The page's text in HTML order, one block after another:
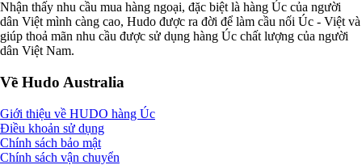
Nhận thấy nhu cầu mua hàng ngoại, đặc biệt là hàng Úc của người
dân Việt mình càng cao, Hudo được ra đời để làm cầu nối Úc - Việt và
giúp thoả mãn nhu cầu được sử dụng hàng Úc chất lượng của người
dân Việt Nam.
Về Hudo Australia
Giới thiệu về HUDO hàng Úc
Điều khoản sử dụng
Chính sách bảo mật
Chính sách vận chuyển